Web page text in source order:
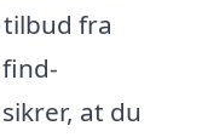
fra
at du